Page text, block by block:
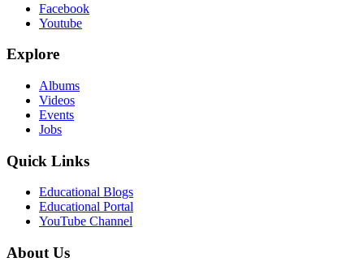
Facebook
Youtube
Explore
Albums
Videos
Events
Jobs
Quick Links
Educational Blogs
Educational Portal
YouTube Channel
About Us